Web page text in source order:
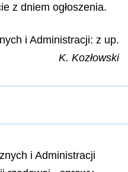
z dniem ogłoszenia.
i Administracji: z up.
K. Kozłowski
i Administracji